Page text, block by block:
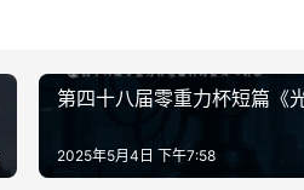
第四十八届零重力杯短篇《
2025年5月4日 下午7:58